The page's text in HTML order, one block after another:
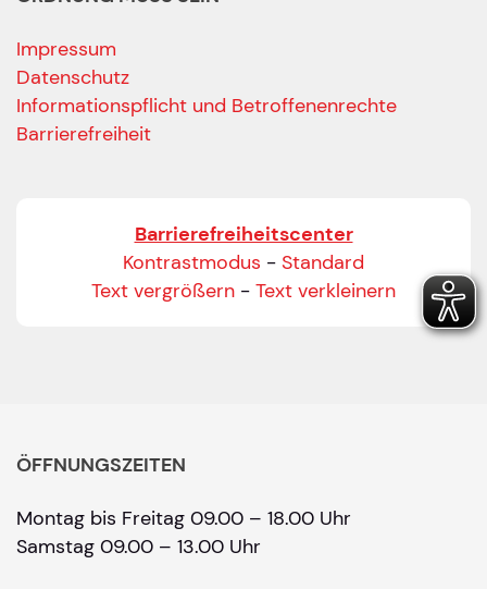
Impressum
Datenschutz
Informationspflicht und Betroffenenrechte
Barrierefreiheit
Barrierefreiheitscenter
Kontrastmodus - Standard
Text vergrößern - Text verkleinern
ÖFFNUNGSZEITEN
Montag bis Freitag 09.00 – 18.00 Uhr
Samstag 09.00 – 13.00 Uhr